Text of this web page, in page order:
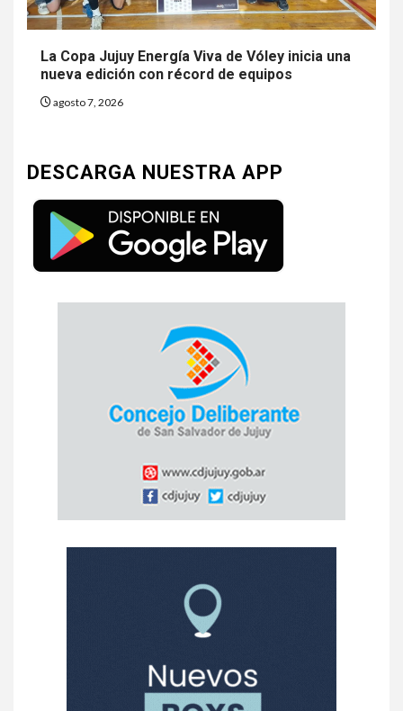
La Copa Jujuy Energía Viva de Vóley inicia una
nueva edición con récord de equipos
agosto 7, 2026
DESCARGA NUESTRA APP